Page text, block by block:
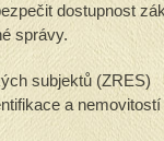
dostupnost
správy.
subjektů (ZRES)
a